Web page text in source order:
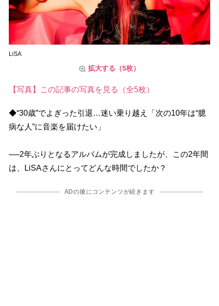
LiSA
拡大する（5枚）
【写真】この記事の写真を見る（全5枚）
◆“30歳”でよぎった引退…迷い乗り越え「次の10年は“臆
病な人”に音楽を届けたい」
──2年ぶりとなるアルバムが完成しましたが、この2年間
は、LiSAさんにとってどんな時間でしたか？
ADの後にコンテンツが続きます